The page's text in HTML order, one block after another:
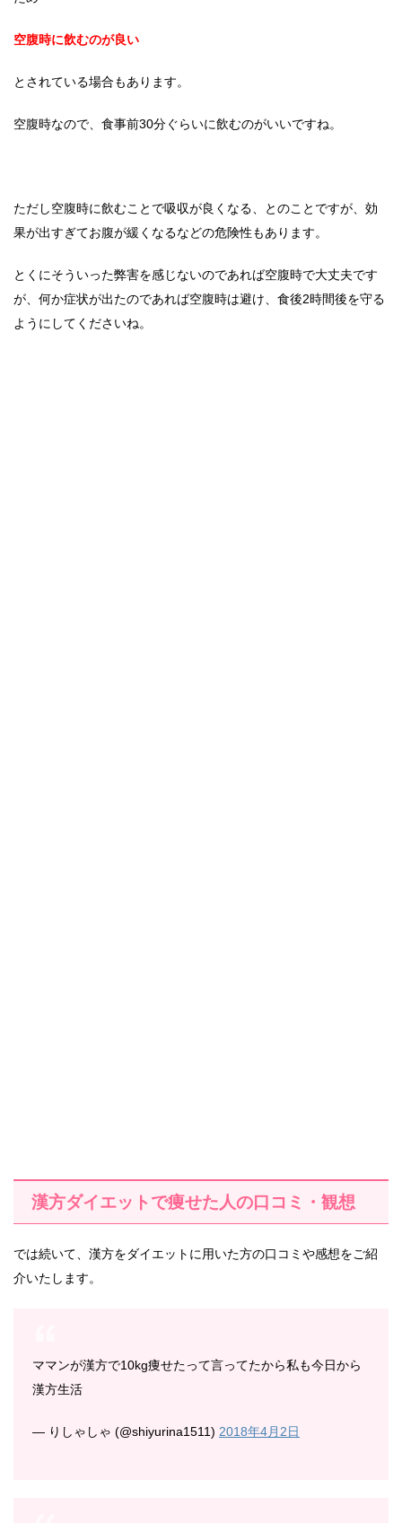
空腹時に飲むのが良い
とされている場合もあります。
空腹時なので、食事前30分ぐらいに飲むのがいいですね。
ただし空腹時に飲むことで吸収が良くなる、とのことですが、効
果が出すぎてお腹が緩くなるなどの危険性もあります。
とくにそういった弊害を感じないのであれば空腹時で大丈夫です
が、何か症状が出たのであれば空腹時は避け、食後2時間後を守る
ようにしてくださいね。
漢方ダイエットで痩せた人の口コミ・観想
では続いて、漢方をダイエットに用いた方の口コミや感想をご紹
介いたします。
ママンが漢方で10kg痩せたって言ってたから私も今日から
漢方生活
— りしゃしゃ (@shiyurina1511) 2018年4月2日